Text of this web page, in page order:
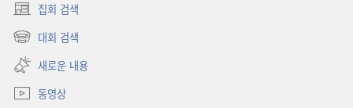
집회 검색
(새로운
창
대회 검색
(새로운
창
열기)
새로운 내용
동영상